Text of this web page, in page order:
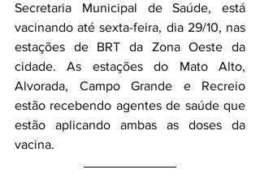
Secretaria Municipal de Saúde, está
vacinando até sexta-feira, dia 29/10, nas
estações de BRT da Zona Oeste da
cidade. As estações do Mato Alto,
Alvorada, Campo Grande e Recreio
estão recebendo agentes de saúde que
estão aplicando ambas as doses da
vacina.